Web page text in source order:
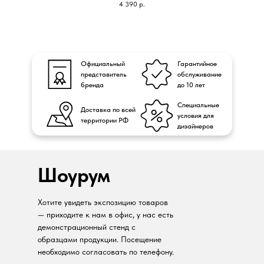
4 390 р.
Официальный
представитель
бренда
Доставка по всей
территории РФ
Гарантийное
обслуживание
до 10 лет
Специальные
условия для
дизайнеров
Шоурум
Хотите увидеть экспозицию товаров
— приходите к нам в офис, у нас есть
демонстрационный стенд с
образцами продукции. Посещение
необходимо согласовать по телефону.